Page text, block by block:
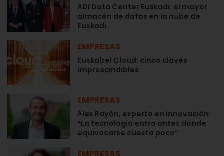
ADI Data Center Euskadi: el mayor
almacén de datos en la nube de
Euskadi
EMPRESAS
Euskaltel Cloud: cinco claves
imprescindibles
EMPRESAS
Álex Rayón, experto en innovación:
“La tecnología entra antes donde
equivocarse cuesta poco”